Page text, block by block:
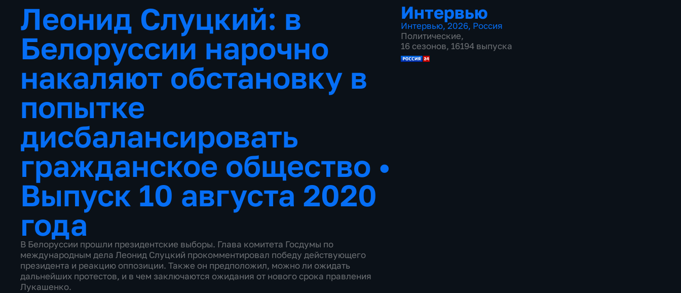
Леонид Слуцкий: в
Белоруссии нарочно
накаляют обстановку в
попытке
дисбалансировать
гражданское общество •
Выпуск 10 августа 2020
года
В Белоруссии прошли президентские выборы. Глава комитета Госдумы по
международным дела Леонид Слуцкий прокомментировал победу действующего
президента и реакцию оппозиции. Также он предположил, можно ли ожидать
дальнейших протестов, и в чем заключаются ожидания от нового срока правления
Лукашенко.
Интервью
Интервью, 2026, Россия
Политические,
16 сезонов, 16194 выпуска